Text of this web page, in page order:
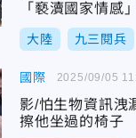
「褻瀆國家情感
大陸 九三閱兵
國際
影/怕生物資訊洩
擦他坐過的椅子
2025/09/05